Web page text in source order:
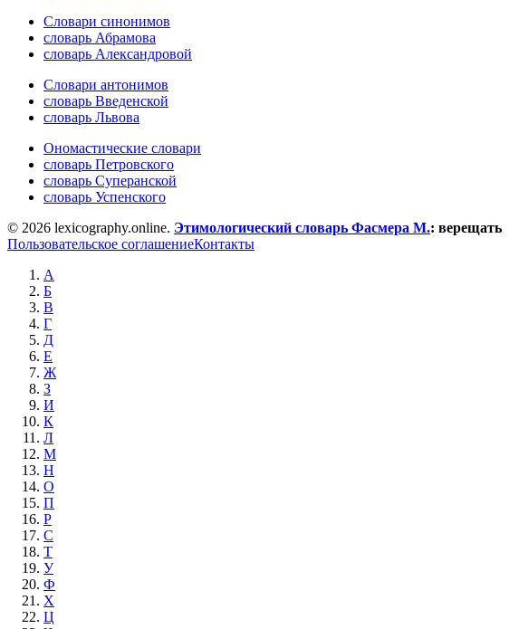
Словари синонимов
словарь Абрамова
словарь Александровой
Словари антонимов
словарь Введенской
словарь Львова
Ономастические словари
словарь Петровского
словарь Суперанской
словарь Успенского
© 2026 lexicography.online. Этимологический словарь Фасмера М.: верещать
Пользовательское соглашениеКонтакты
А
Б
В
Г
Д
Е
Ж
З
И
К
Л
М
Н
О
П
Р
С
Т
У
Ф
Х
Ц